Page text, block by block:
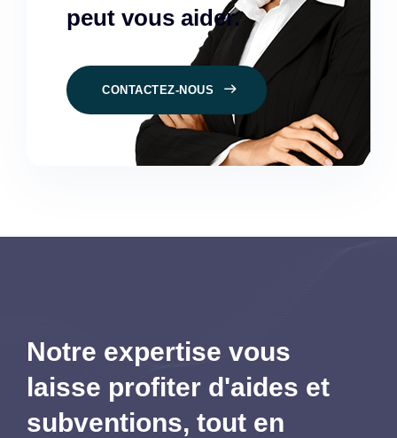
peut vous aider.
CONTACTEZ-NOUS
Notre expertise vous
laisse profiter d'aides et
subventions, tout en